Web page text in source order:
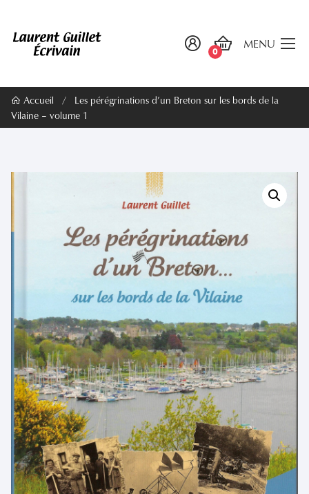
0
MENU
Accueil /
Les pérégrinations d’un Breton sur les bords de la
Vilaine – volume 1